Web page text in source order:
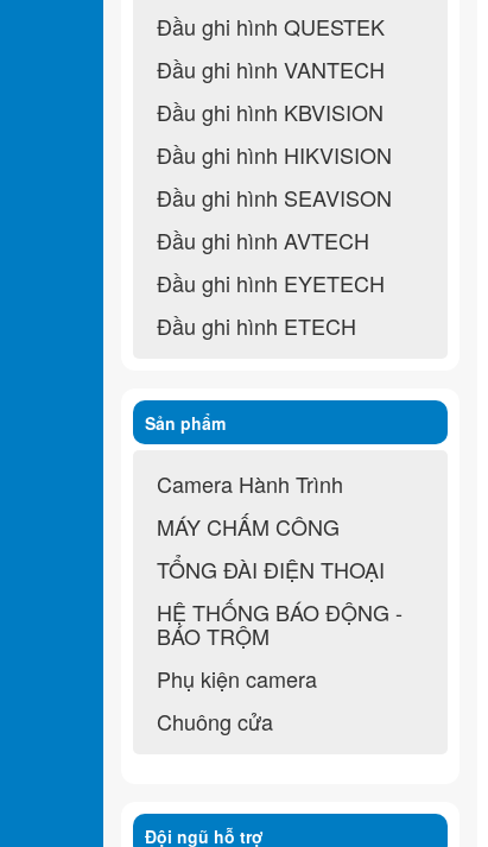
Đầu ghi hình QUESTEK
Đầu ghi hình VANTECH
Đầu ghi hình KBVISION
Đầu ghi hình HIKVISION
Đầu ghi hình SEAVISON
Đầu ghi hình AVTECH
Đầu ghi hình EYETECH
Đầu ghi hình ETECH
Sản phẩm
Camera Hành Trình
MÁY CHẤM CÔNG
TỔNG ĐÀI ĐIỆN THOẠI
HỆ THỐNG BÁO ĐỘNG -
BÁO TRỘM
Phụ kiện camera
Chuông cửa
Đội ngũ hỗ trợ